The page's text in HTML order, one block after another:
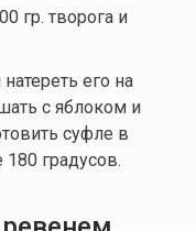
гр. творога и
его на
с яблоком и
суфле в
градусов.